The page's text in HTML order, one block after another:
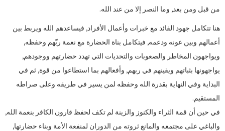
من قبل ومن بعد, وما النصر إلا من عند الله.
هنا تتكامل جهود القائد مع خبرات وأعمال الأفراد, فيساعدهم الله ويربط بين
أعمالهم وبين عونه ودعمه, فيتكامل بناة الحضارة مع نعمة ربّهم وحفظه,
ويواجهون المخاطر والصعوبات والتحديات التي تهدد حضارتهم ووجودهم,
يواجهونها بثباتهم ويقينهم في ربهم, وأفعالهم بما استطاعوا من قوة, ثم في
البداية وفي النهاية بقدرة الله وحفظه لمن يسير في طريقه وعلى صراطه
المستقيم.
في حين أن قمة الثراء والكنوز والزينة لم تكف لحفظ قارون الكافر بنعمة الله,
والباغي على مجتمعه والمانع ثروته من الدوران لمنفعة الأمة وبناء حضارتها,